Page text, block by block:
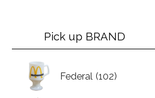
Pick up BRAND
Federal (102)